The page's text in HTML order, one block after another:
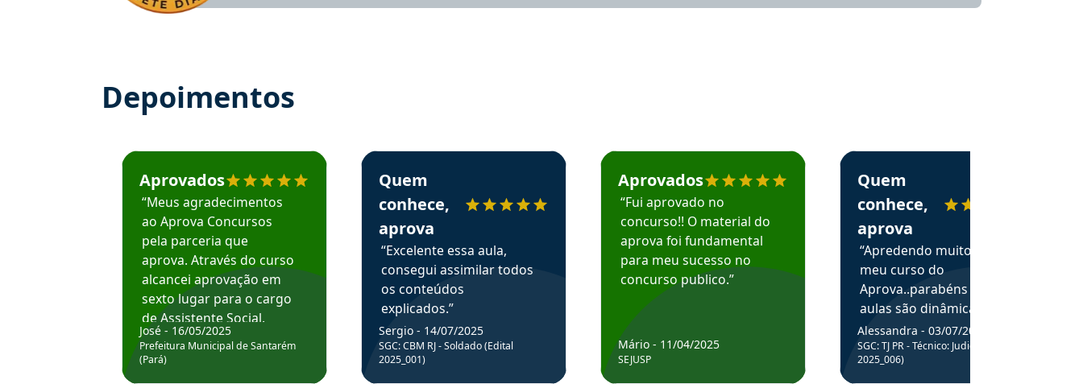
Depoimentos
Estudante José recomenda o Aprova Concursos em depoimento
Aprovados
“Meus agradecimentos
ao Aprova Concursos
pela parceria que
aprova. Através do curso
alcancei aprovação em
sexto lugar para o cargo
de Assistente Social.
Hoje estou atuando na
Prefeitura de Santarém.
José - 16/05/2025
Prefeitura Municipal de Santarém
(Pará)
Estudante Sergio recomenda o Aprova Concursos em depoimento
Quem
conhece,
aprova
“Excelente essa aula,
consegui assimilar todos
os conteúdos
explicados.”
Sergio - 14/07/2025
SGC: CBM RJ - Soldado (Edital
2025_001)
Estudante Mário recomenda o Aprova Concursos em depoimento
Aprovados
“Fui aprovado no
concurso!! O material do
aprova foi fundamental
para meu sucesso no
concurso publico.”
Mário - 11/04/2025
SEJUSP
Estudante Alessandra recomenda o Aprova
Quem
conhece,
aprova
“Apredendo muito no
meu curso do
Aprova..parabéns pelas
aulas são dinâmicas e
me ajudam a entender
melhor os assuntos.”
Alessandra - 03/07/2025
SGC: TJ PR - Técnico: Judiciário (Edital
2025_006)